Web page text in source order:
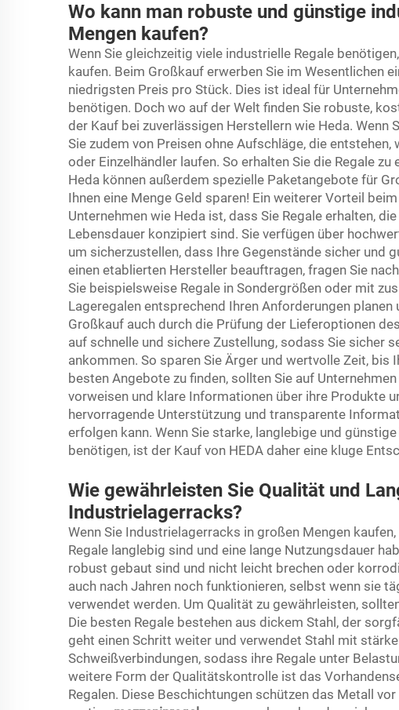
Wo kann man robuste und günstige
Mengen kaufen?
Wenn Sie gleichzeitig viele industrielle Regale
kaufen. Beim Großkauf erwerben Sie im Wesentlichen
niedrigsten Preis pro Stück. Dies ist ideal für
benötigen. Doch wo auf der Welt finden Sie robuste,
der Kauf bei zuverlässigen Herstellern wie Heda.
Sie zudem von Preisen ohne Aufschläge, die
oder Einzelhändler laufen. So erhalten Sie die Regale
Heda können außerdem spezielle Paketangebote für
Ihnen eine Menge Geld sparen! Ein weiterer Vorteil
Unternehmen wie Heda ist, dass Sie Regale erhalten,
Lebensdauer konzipiert sind. Sie verfügen über
um sicherzustellen, dass Ihre Gegenstände sicher und
einen etablierten Hersteller beauftragen, fragen Sie
Sie beispielsweise Regale in Sondergrößen oder mit
Lageregalen entsprechend Ihren Anforderungen
Großkauf auch durch die Prüfung der Lieferoptionen
auf schnelle und sichere Zustellung, sodass Sie sicher
ankommen. So sparen Sie Ärger und wertvolle Zeit,
besten Angebote zu finden, sollten Sie auf
vorweisen und klare Informationen über ihre Produkte
hervorragende Unterstützung und transparente
erfolgen kann. Wenn Sie starke, langlebige und
benötigen, ist der Kauf von HEDA daher eine kluge
Wie gewährleisten Sie Qualität und
Industrielagerracks?
Wenn Sie Industrielagerracks in großen Mengen
Regale langlebig sind und eine lange Nutzungsdauer
robust gebaut sind und nicht leicht brechen oder
auch nach Jahren noch funktionieren, selbst wenn sie
verwendet werden. Um Qualität zu gewährleisten,
Die besten Regale bestehen aus dickem Stahl, der
geht einen Schritt weiter und verwendet Stahl mit
Schweißverbindungen, sodass ihre Regale unter
weitere Form der Qualitätskontrolle ist das
Regalen. Diese Beschichtungen schützen das Metall